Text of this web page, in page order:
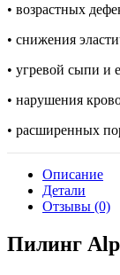
• возрастных
• снижения
• угревой сыпи и
• нарушения
• расширенных
Описание
Детали
Отзывы (0)
Пилинг